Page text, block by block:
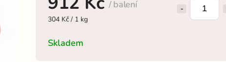
/ balení
304 Kč / 1 kg
Skladem